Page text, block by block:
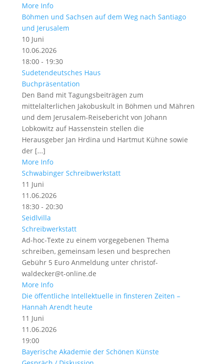
More Info
Böhmen und Sachsen auf dem Weg nach San­tiago
und Jerusalem
10 Juni
10.06.2026
18:00 - 19:30
Sudetendeutsches Haus
Buchpräsentation
Den Band mit Tagungsbeiträgen zum
mittelalterlichen Jakobuskult in Böhmen und Mähren
und dem Jerusalem-Reisebericht von Johann
Lobkowitz auf Hassenstein stellen die
Herausgeber Jan Hrdina und Hartmut Kühne sowie
der [...]
More Info
Schwabinger Schreibwerkstatt
11 Juni
11.06.2026
18:30 - 20:30
Seidlvilla
Schreibwerkstatt
Ad-hoc-Texte zu einem vorgegebenen Thema
schreiben, gemeinsam lesen und besprechen
Gebühr 5 Euro Anmeldung unter christof-
waldecker@t-online.de
More Info
Die öffentliche Intellektuelle in finsteren Zeiten –
Hannah Arendt heute
11 Juni
11.06.2026
19:00
Bayerische Akademie der Schönen Künste